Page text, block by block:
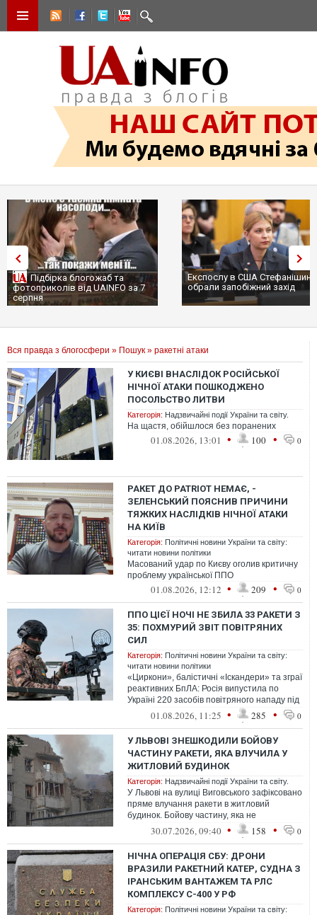
Підбірка блогожаб та
фотоприколів від UAINFO за 7
серпня
Експослу в США
обрали запобіжний захід
Вся правда з блогосфери » Пошук » ракетні атаки
У КИЄВІ ВНАСЛІДОК РОСІЙСЬКОЇ
НІЧНОЇ АТАКИ ПОШКОДЖЕНО
ПОСОЛЬСТВО ЛИТВИ
Категорія: Надзвичайні події України та світу.
На щастя, обійшлося без поранених
01.08.2026, 13:01 • 100 • 0
РАКЕТ ДО PATRIOT НЕМАЄ, -
ЗЕЛЕНСЬКИЙ ПОЯСНИВ ПРИЧИНИ
ТЯЖКИХ НАСЛІДКІВ НІЧНОЇ АТАКИ
НА КИЇВ
Категорія: Політичні новини України та світу:
читати новини політики
Масований удар по Києву оголив критичну
проблему української ППО
01.08.2026, 12:12 • 209 • 0
ППО ЦІЄЇ НОЧІ НЕ ЗБИЛА 33 РАКЕТИ З
35: ПОХМУРИЙ ЗВІТ ПОВІТРЯНИХ
СИЛ
Категорія: Політичні новини України та світу:
читати новини політики
«Циркони», балістичні «Іскандери» та зграї
реактивних БпЛА: Росія випустила по
Україні 220 засобів повітряного нападу під
час нічної атаки 1 серпня
01.08.2026, 11:25 • 285 • 0
У ЛЬВОВІ ЗНЕШКОДИЛИ БОЙОВУ
ЧАСТИНУ РАКЕТИ, ЯКА ВЛУЧИЛА У
ЖИТЛОВИЙ БУДИНОК
Категорія: Надзвичайні події України та світу.
У Львові на вулиці Виговського зафіксовано
пряме влучання ракети в житловий
будинок. Бойову частину, яка не
здетонувала, вже знешкодили. Попереду
30.07.2026, 09:40 • 158 • 0
НІЧНА ОПЕРАЦІЯ СБУ: ДРОНИ
ВРАЗИЛИ РАКЕТНИЙ КАТЕР, СУДНА З
ІРАНСЬКИМ ВАНТАЖЕМ ТА РЛС
КОМПЛЕКСУ С-400 У РФ
Категорія: Політичні новини України та світу: